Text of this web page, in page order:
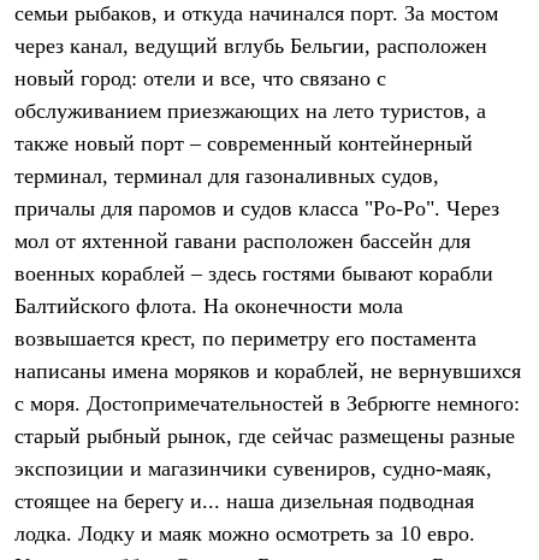
Термобелье
Теплое термобелье
Среднее термобелье
Легкое термобелье
Лёгкая одежда
Футболки
Толстовки
Брюки
Женская одежда
Утепленная пухом
Куртки
Жилеты
Утепленная синтетикой
Брюки
Штормовая одежда
Софтшелл одежда
Куртки
Брюки
Лёгкая одежда
семьи рыбаков, и откуда начинался порт. За мостом
через канал, ведущий вглубь Бельгии, расположен
новый город: отели и все, что связано с
обслуживанием приезжающих на лето туристов, а
также новый порт – современный контейнерный
терминал, терминал для газоналивных судов,
причалы для паромов и судов класса "Ро-Ро". Через
мол от яхтенной гавани расположен бассейн для
военных кораблей – здесь гостями бывают корабли
Балтийского флота. На оконечности мола
возвышается крест, по периметру его постамента
написаны имена моряков и кораблей, не вернувшихся
с моря. Достопримечательностей в Зебрюгге немного:
старый рыбный рынок, где сейчас размещены разные
экспозиции и магазинчики сувениров, судно-маяк,
стоящее на берегу и... наша дизельная подводная
лодка. Лодку и маяк можно осмотреть за 10 евро.